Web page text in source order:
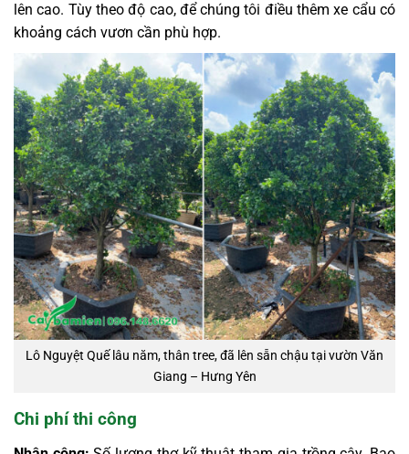
lên cao. Tùy theo độ cao, để chúng tôi điều thêm xe cẩu có
khoảng cách vươn cần phù hợp.
Lô Nguyệt Quế lâu năm, thân tree, đã lên sẵn chậu tại vườn Văn
Giang – Hưng Yên
Chi phí thi công